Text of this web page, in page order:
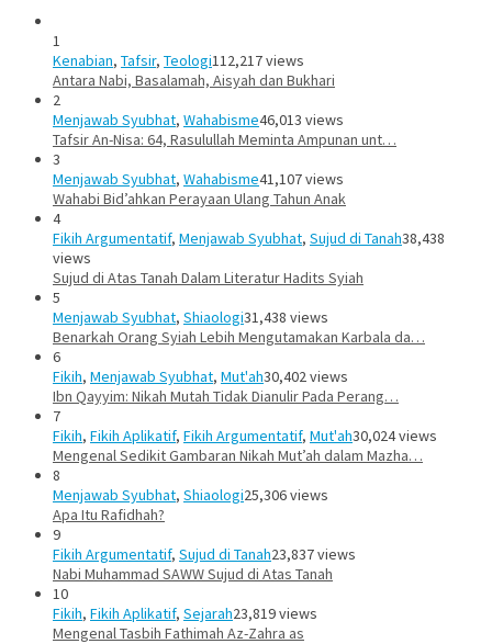
1
Kenabian, Tafsir, Teologi112,217 views
Antara Nabi, Basalamah, Aisyah dan Bukhari
2
Menjawab Syubhat, Wahabisme46,013 views
Tafsir An-Nisa: 64, Rasulullah Meminta Ampunan unt…
3
Menjawab Syubhat, Wahabisme41,107 views
Wahabi Bid’ahkan Perayaan Ulang Tahun Anak
4
Fikih Argumentatif, Menjawab Syubhat, Sujud di Tanah38,438
views
Sujud di Atas Tanah Dalam Literatur Hadits Syiah
5
Menjawab Syubhat, Shiaologi31,438 views
Benarkah Orang Syiah Lebih Mengutamakan Karbala da…
6
Fikih, Menjawab Syubhat, Mut'ah30,402 views
Ibn Qayyim: Nikah Mutah Tidak Dianulir Pada Perang…
7
Fikih, Fikih Aplikatif, Fikih Argumentatif, Mut'ah30,024 views
Mengenal Sedikit Gambaran Nikah Mut’ah dalam Mazha…
8
Menjawab Syubhat, Shiaologi25,306 views
Apa Itu Rafidhah?
9
Fikih Argumentatif, Sujud di Tanah23,837 views
Nabi Muhammad SAWW Sujud di Atas Tanah
10
Fikih, Fikih Aplikatif, Sejarah23,819 views
Mengenal Tasbih Fathimah Az-Zahra as